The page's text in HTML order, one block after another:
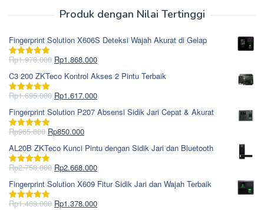
Produk dengan Nilai Tertinggi
Fingerprint Solution X606S Deteksi Wajah Akurat di Gelap
Dinilai5.00
Rp1.978.000 Harga
aslinya
adalah:
Rp1.978.000.
Rp1.868.000Harga
saat
ini
adalah:
C3 200 ZKTeco Kontrol Akses 2 Pintu Terbaik
Dinilai5.00
Rp1.695.000 Harga
aslinya
adalah:
Rp1.695.000.
Rp1.617.000Harga
saat
ini
Fingerprint Solution P207 Absensi Sidik Jari Cepat & Akurat
Dinilai5.00
Rp965.000 Harga
aslinya
adalah:
Rp965.000.
Rp850.000Harga
saat
ini
adalah:
AL20B ZKTeco Kunci Pintu dengan Sidik Jari dan Bluetooth
Dinilai5.00
Rp2.750.000 Harga
aslinya
adalah:
Rp2.750.000.
Rp2.668.000Harga
saat
ini
adalah:
Fingerprint Solution X609 Fitur Sidik Jari dan Wajah Terbaik
Dinilai5.00
Rp1.489.000 Harga
Rp1.378.000Harga